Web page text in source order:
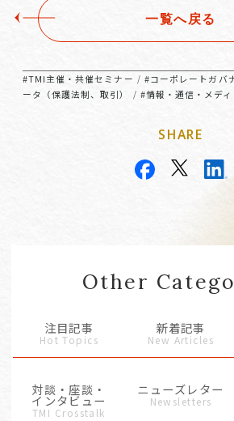
一覧へ戻る
#TMI主催・共催セミナー / #コーポレートガバ
ータ（保護法制、取引）
/ #情報・通信・メデ
SHARE
Other
注目記事
Hot Topics
新着記事
New Articles
対談・座談・
インタビュー
TMI Crosstalk
ニューズレター
Newsletters